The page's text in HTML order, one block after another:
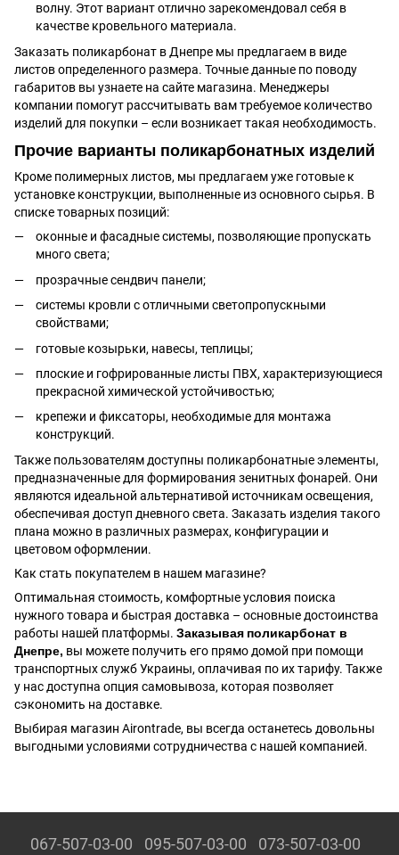
волну. Этот вариант отлично зарекомендовал себя в
качестве кровельного материала.
Заказать поликарбонат в Днепре мы предлагаем в виде
листов определенного размера. Точные данные по поводу
габаритов вы узнаете на сайте магазина. Менеджеры
компании помогут рассчитывать вам требуемое количество
изделий для покупки – если возникает такая необходимость.
Прочие варианты поликарбонатных изделий
Кроме полимерных листов, мы предлагаем уже готовые к
установке конструкции, выполненные из основного сырья. В
списке товарных позиций:
оконные и фасадные системы, позволяющие пропускать
много света;
прозрачные сендвич панели;
системы кровли с отличными светопропускными
свойствами;
готовые козырьки, навесы, теплицы;
плоские и гофрированные листы ПВХ, характеризующиеся
прекрасной химической устойчивостью;
крепежи и фиксаторы, необходимые для монтажа
конструкций.
Также пользователям доступны поликарбонатные элементы,
предназначенные для формирования зенитных фонарей. Они
являются идеальной альтернативой источникам освещения,
обеспечивая доступ дневного света. Заказать изделия такого
плана можно в различных размерах, конфигурации и
цветовом оформлении.
Как стать покупателем в нашем магазине?
Оптимальная стоимость, комфортные условия поиска
нужного товара и быстрая доставка – основные достоинства
работы нашей платформы. Заказывая поликарбонат в
Днепре, вы можете получить его прямо домой при помощи
транспортных служб Украины, оплачивая по их тарифу. Также
у нас доступна опция самовывоза, которая позволяет
сэкономить на доставке.
Выбирая магазин Аirontrade, вы всегда останетесь довольны
выгодными условиями сотрудничества с нашей компанией.
067-507-03-00 095-507-03-00 073-507-03-00